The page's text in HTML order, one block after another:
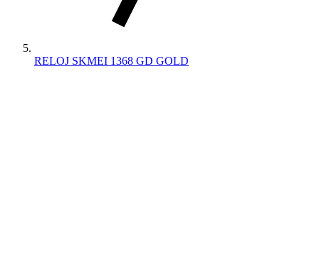
RELOJ SKMEI 1368 GD GOLD